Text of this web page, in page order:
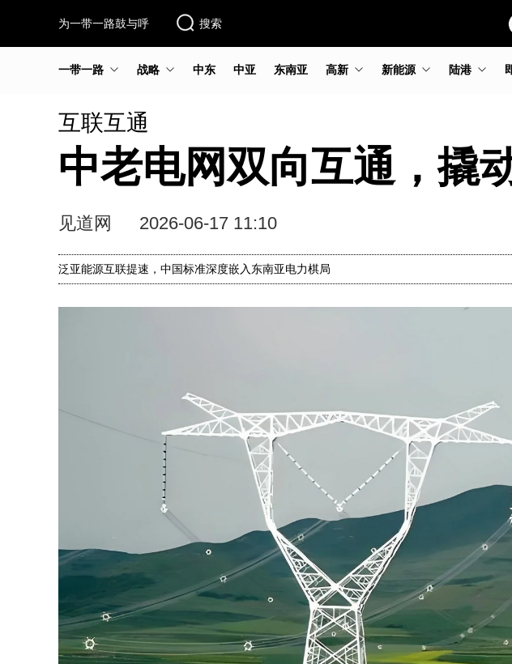
为一带一路鼓与呼 搜索
一带一路 战略 中东 中亚 东南亚 高新 新能源 陆港
互联互通
中老电网双向互通，撬
见道网 2026-06-17 11:10
泛亚能源互联提速，中国标准深度嵌入东南亚电力棋局